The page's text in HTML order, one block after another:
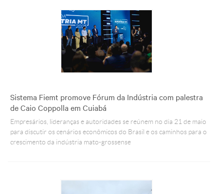
Sistema Fiemt promove Fórum da Indústria com palestra
de Caio Coppolla em Cuiabá
Empresários, lideranças e autoridades se reúnem no dia 21 de maio
para discutir os cenários econômicos do Brasil e os caminhos para o
crescimento da indústria mato-grossense